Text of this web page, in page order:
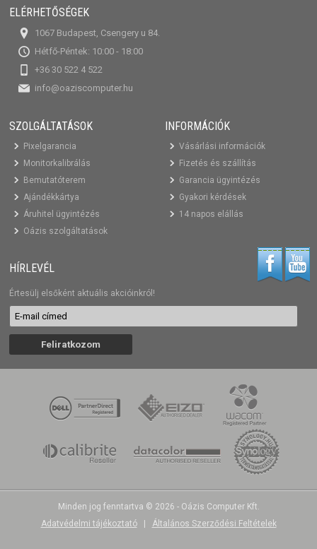
ELÉRHETŐSÉGEK
1067 Budapest, Csengery u 84.
Hétfő-Péntek: 10:00 - 18:00
+36 30 522 4 522
info@oaziscomputer.hu
SZOLGÁLTATÁSOK
Pixelgarancia
Monitorkalibrálás
Bemutatóterem
Ajándékkártya
Áruhitel ügyintézés
Oázis szolgáltatások
INFORMÁCIÓK
Vásárlási információk
Fizetés és szállítás
Garancia ügyintézés
Gyakori kérdések
14 napos elállás
HÍRLEVÉL
Értesülj elsőként aktuális akcióinkról!
Minden jog fenntartva © 2026 - Oázis Computer Kft.
Adatvédelmi tájékoztató
Általános Szerződési Feltételek